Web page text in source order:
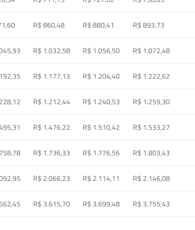
R$ 860,48 R$ 880,41 R$ 893,73
R$ 1.032,58 R$ 1.056,50 R$ 1.072,48
R$ 1.177,13 R$ 1.204,40 R$ 1.222,62
R$ 1.212,44 R$ 1.240,53 R$ 1.259,30
R$ 1.476,22 R$ 1.510,42 R$ 1.533,27
R$ 1.736,33 R$ 1.776,56 R$ 1.803,43
R$ 2.066,23 R$ 2.114,11 R$ 2.146,08
R$ 3.615,70 R$ 3.699,48 R$ 3.755,43